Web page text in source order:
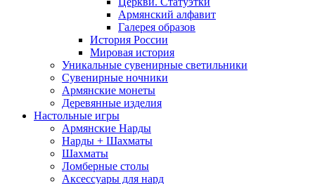
Армянский алфавит
Галерея образов
История России
Мировая история
Уникальные сувенирные светильники
Сувенирные ночники
Армянские монеты
Деревянные изделия
Настольные игры
Армянские Нарды
Нарды + Шахматы
Шахматы
Ломберные столы
Аксессуары для нард